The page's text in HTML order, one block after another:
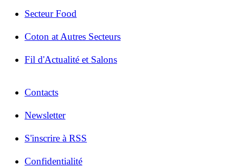
Secteur Food
Coton at Autres Secteurs
Fil d'Actualité et Salons
Contacts
Newsletter
S'inscrire à RSS
Confidentialité